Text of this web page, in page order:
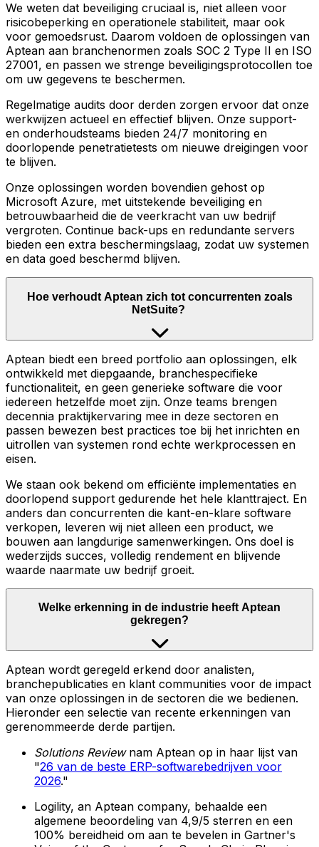
We weten dat beveiliging cruciaal is, niet alleen voor
risicobeperking en operationele stabiliteit, maar ook
voor gemoedsrust. Daarom voldoen de oplossingen van
Aptean aan branchenormen zoals SOC 2 Type II en ISO
27001, en passen we strenge beveiligingsprotocollen toe
om uw gegevens te beschermen.
Regelmatige audits door derden zorgen ervoor dat onze
werkwijzen actueel en effectief blijven. Onze support-
en onderhoudsteams bieden 24/7 monitoring en
doorlopende penetratietests om nieuwe dreigingen voor
te blijven.
Onze oplossingen worden bovendien gehost op
Microsoft Azure, met uitstekende beveiliging en
betrouwbaarheid die de veerkracht van uw bedrijf
vergroten. Continue back-ups en redundante servers
bieden een extra beschermingslaag, zodat uw systemen
en data goed beschermd blijven.
Hoe verhoudt Aptean zich tot concurrenten zoals
NetSuite?
Aptean biedt een breed portfolio aan oplossingen, elk
ontwikkeld met diepgaande, branchespecifieke
functionaliteit, en geen generieke software die voor
iedereen hetzelfde moet zijn. Onze teams brengen
decennia praktijkervaring mee in deze sectoren en
passen bewezen best practices toe bij het inrichten en
uitrollen van systemen rond echte werkprocessen en
eisen.
We staan ook bekend om efficiënte implementaties en
doorlopend support gedurende het hele klanttraject. En
anders dan concurrenten die kant-en-klare software
verkopen, leveren wij niet alleen een product, we
bouwen aan langdurige samenwerkingen. Ons doel is
wederzijds succes, volledig rendement en blijvende
waarde naarmate uw bedrijf groeit.
Welke erkenning in de industrie heeft Aptean
gekregen?
Aptean wordt geregeld erkend door analisten,
branchepublicaties en klant communities voor de impact
van onze oplossingen in de sectoren die we bedienen.
Hieronder een selectie van recente erkenningen van
gerenommeerde derde partijen.
Solutions Reviewnam Aptean op in haar lijst van
"26 van de beste ERP-softwarebedrijven voor
2026."
Logility, an Aptean company, behaalde een
algemene beoordeling van 4,9/5 sterren en een
100% bereidheid om aan te bevelen in Gartner's